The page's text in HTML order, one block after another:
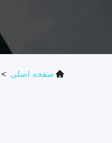
صفحه اصلی >